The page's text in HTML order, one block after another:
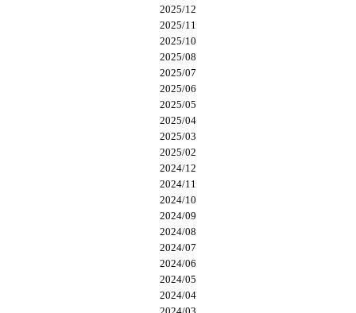
2025/12
2025/11
2025/10
2025/08
2025/07
2025/06
2025/05
2025/04
2025/03
2025/02
2024/12
2024/11
2024/10
2024/09
2024/08
2024/07
2024/06
2024/05
2024/04